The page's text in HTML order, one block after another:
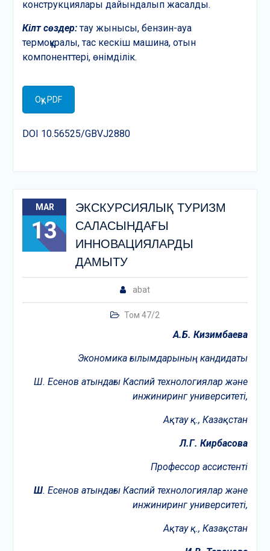
конструкциялары дайындалып жасалды.
Кілт сөздер:тау жынысы, бензин-ауа
термоқұралы, тас кескіш машина, отын
компоненттері, өнімділік.
Оқу PDF
DOI 10.56525/GBVJ2880
MAR
13
ЭКСКУРСИЯЛЫҚ ТУРИЗМ
САЛАСЫНДАҒЫ
ИННОВАЦИЯЛАРДЫ
ДАМЫТУ
abat
Том 47/2
А.Б. Кизимбаева
Экономика ғылымдарының кандидаты
Ш. Есенов атындағы Каспий технологиялар және
инжиниринг университеті,
Ақтау қ., Казақстан
Л.Г. Кирбасова
Профессор ассистенті
Ш. Есенов атындағы Каспий технологиялар және
инжиниринг университеті,
Ақтау қ., Казақстан